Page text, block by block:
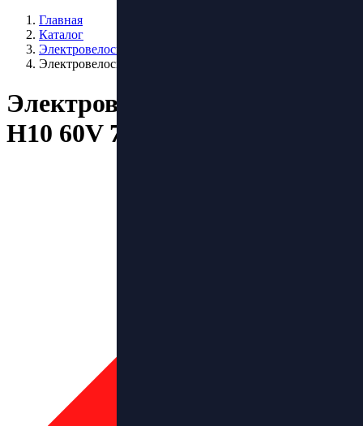
Главная
Каталог
Электровелосипеды
Электровелосипед Maikaolin H10 60V 70Ah
Электровелосипед Maikaolin
H10 60V 70Ah